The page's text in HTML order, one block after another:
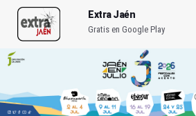
Extra Jaén
Gratis en Google Play